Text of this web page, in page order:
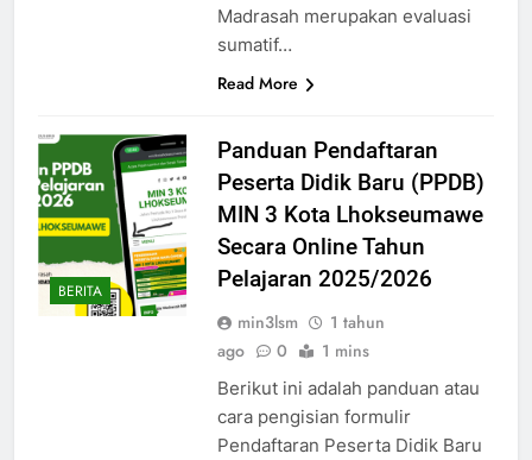
Madrasah merupakan evaluasi
sumatif…
Read More
BERITA
Panduan Pendaftaran
Peserta Didik Baru (PPDB)
MIN 3 Kota Lhokseumawe
Secara Online Tahun
Pelajaran 2025/2026
min3lsm
1 tahun
ago
0 1 mins
Berikut ini adalah panduan atau
cara pengisian formulir
Pendaftaran Peserta Didik Baru